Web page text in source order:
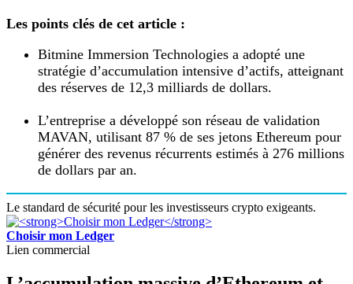
Les points clés de cet article :
Bitmine Immersion Technologies a adopté une
stratégie d’accumulation intensive d’actifs, atteignant
des réserves de 12,3 milliards de dollars.
L’entreprise a développé son réseau de validation
MAVAN, utilisant 87 % de ses jetons Ethereum pour
générer des revenus récurrents estimés à 276 millions
de dollars par an.
Le standard de sécurité pour les investisseurs crypto exigeants.
Choisir mon Ledger
Lien commercial